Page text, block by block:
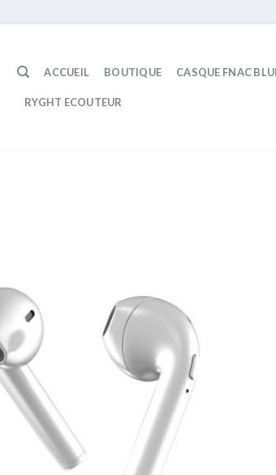
ACCUEIL BOUTIQUE CASQUE FNAC
RYGHT ECOUTEUR